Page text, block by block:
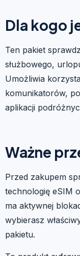
Dla kogo
Ten pakiet
służbowego,
Umożliwia
komunikatorów,
aplikacji
Ważne
Przed zakupem
technologię eSIM
ma aktywnej
wybierasz
pakietu.